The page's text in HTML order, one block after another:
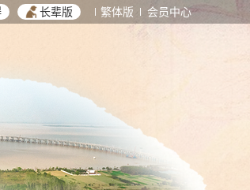
长辈版 繁体版 会员中心